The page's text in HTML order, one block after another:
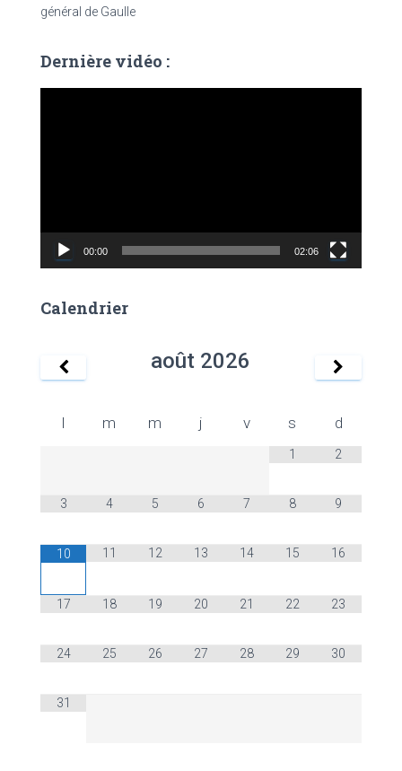
général de Gaulle
Dernière vidéo :
v
o
00:00 02:06
Calendrier
août 2026
l m m j v s d
1 2
3 4 5 6 7 8 9
10 11 12 13 14 15 16
17 18 19 20 21 22 23
24 25 26 27 28 29 30
31